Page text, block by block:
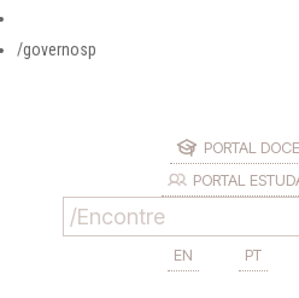
/governosp
PORTAL
PORTAL
EN PT